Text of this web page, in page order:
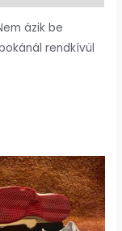
ázik be
rendkívül